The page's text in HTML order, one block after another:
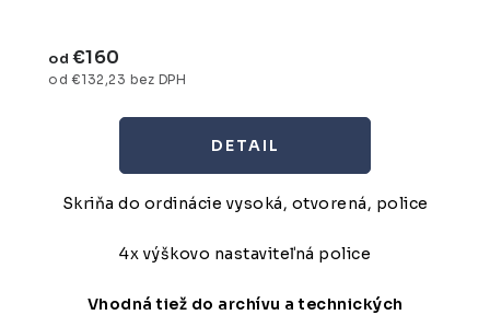
od €132,23 bez DPH
od €160
DETAIL
Skriňa do ordinácie vysoká, otvorená, police
4x výškovo nastaviteľná police
Vhodná tiež do archívu a technických